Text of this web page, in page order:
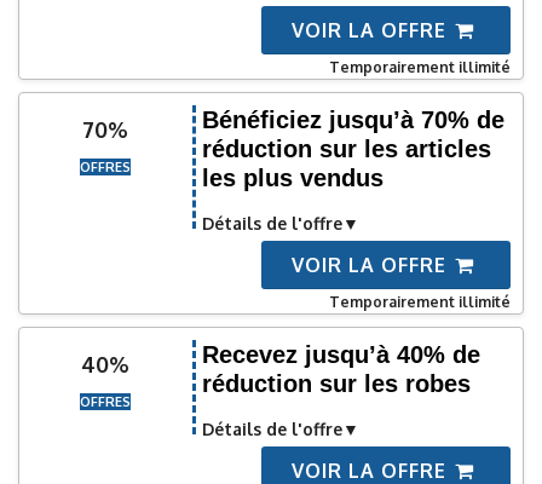
VOIR LA OFFRE
Temporairement illimité
70%
OFFRES
Bénéficiez jusqu’à 70% de
réduction sur les articles
les plus vendus
Détails de l'offre
VOIR LA OFFRE
Temporairement illimité
40%
OFFRES
Recevez jusqu’à 40% de
réduction sur les robes
Détails de l'offre
VOIR LA OFFRE